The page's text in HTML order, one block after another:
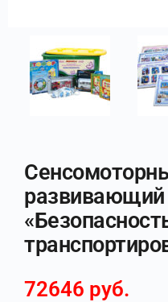
развивающий
72646 руб.